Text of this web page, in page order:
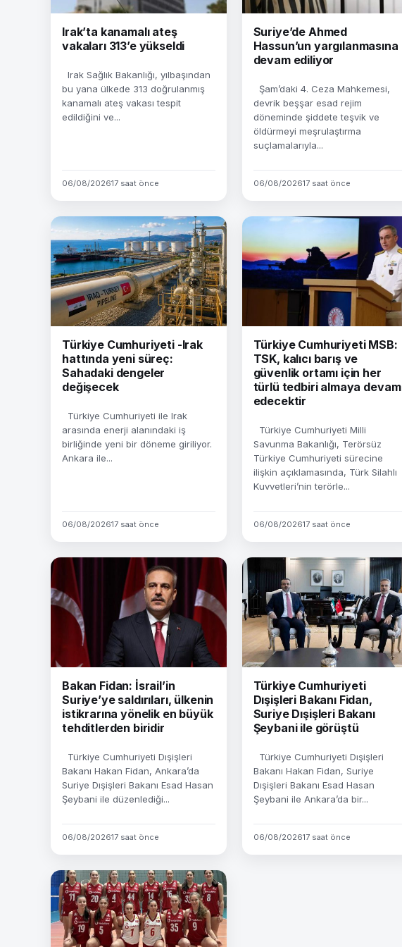
Irak’ta kanamalı ateş
vakaları 313’e yükseldi
Irak Sağlık Bakanlığı, yılbaşından
bu yana ülkede 313 doğrulanmış
kanamalı ateş vakası tespit
edildiğini ve...
06/08/202617 saat önce
Suriye’de Ahmed
Hassun’un yargılanmasına
devam ediliyor
Şam’daki 4. Ceza Mahkemesi,
devrik beşşar esad rejim
döneminde şiddete teşvik ve
öldürmeyi meşrulaştırma
suçlamalarıyla...
06/08/202617 saat önce
Türkiye Cumhuriyeti -Irak
hattında yeni süreç:
Sahadaki dengeler
değişecek
Türkiye Cumhuriyeti ile Irak
arasında enerji alanındaki iş
birliğinde yeni bir döneme giriliyor.
Ankara ile...
06/08/202617 saat önce
Türkiye Cumhuriyeti MSB:
TSK, kalıcı barış ve
güvenlik ortamı için her
türlü tedbiri almaya devam
edecektir
Türkiye Cumhuriyeti Milli
Savunma Bakanlığı, Terörsüz
Türkiye Cumhuriyeti sürecine
ilişkin açıklamasında, Türk Silahlı
Kuvvetleri’nin terörle...
06/08/202617 saat önce
Bakan Fidan: İsrail’in
Suriye’ye saldırıları, ülkenin
istikrarına yönelik en büyük
tehditlerden biridir
Türkiye Cumhuriyeti Dışişleri
Bakanı Hakan Fidan, Ankara’da
Suriye Dışişleri Bakanı Esad Hasan
Şeybani ile düzenlediği...
06/08/202617 saat önce
Türkiye Cumhuriyeti
Dışişleri Bakanı Fidan,
Suriye Dışişleri Bakanı
Şeybani ile görüştü
Türkiye Cumhuriyeti Dışişleri
Bakanı Hakan Fidan, Suriye
Dışişleri Bakanı Esad Hasan
Şeybani ile Ankara’da bir...
06/08/202617 saat önce